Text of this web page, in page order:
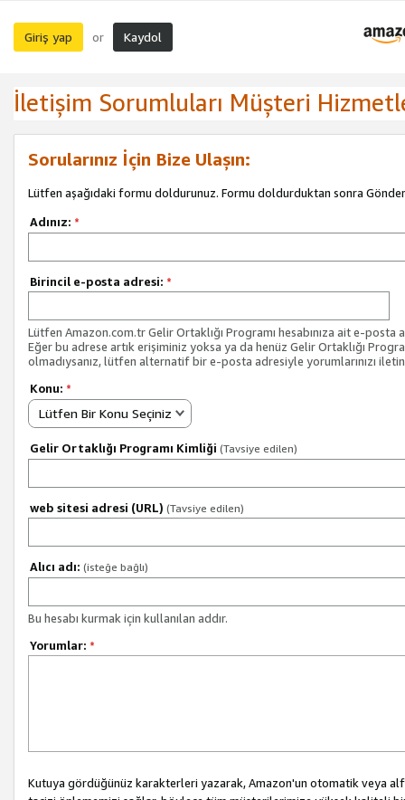
Giriş yap or Kaydol
İletişim Sorumluları Müşteri
Sorularınız İçin Bize Ulaşın:
Lütfen aşağıdaki formu doldurunuz. Formu doldurduktan sonra Gönder
Adınız: *
Birincil e-posta adresi: *
Lütfen Amazon.com.tr Gelir Ortaklığı Programı hesabınıza ait e-posta
Eğer bu adrese artık erişiminiz yoksa ya da henüz Gelir Ortaklığı
olmadıysanız, lütfen alternatif bir e-posta adresiyle yorumlarınızı
Konu: *
Lütfen Bir Konu Seçiniz
Gelir Ortaklığı Programı Kimliği (Tavsiye edilen)
web sitesi adresi (URL) (Tavsiye edilen)
Alıcı adı: (isteğe bağlı)
Bu hesabı kurmak için kullanılan addır.
Yorumlar: *
Kutuya gördüğünüz karakterleri yazarak, Amazon'un otomatik veya